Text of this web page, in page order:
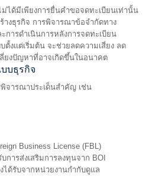
ได้มีเพียงการยื่นคำขอจดทะเบียนเท่านั้น
างธุรกิจ การพิจารณาข้อจำกัดทาง
การดำเนินการหลังการจดทะเบียน
ตั้งแต่เริ่มต้น จะช่วยลดความเสี่ยง ลด
ลี่ยงปัญหาที่อาจเกิดขึ้นในอนาคต
บธุรกิจ
จารณาประเด็นสำคัญ เช่น
Business License (FBL)
การส่งเสริมการลงทุนจาก BOI
ได้รับจากหน่วยงานกำกับดูแล